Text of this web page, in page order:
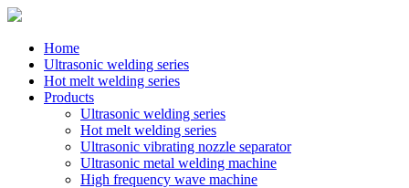
Home
Ultrasonic welding series
Hot melt welding series
Products
Ultrasonic welding series
Hot melt welding series
Ultrasonic vibrating nozzle separator
Ultrasonic metal welding machine
High frequency wave machine